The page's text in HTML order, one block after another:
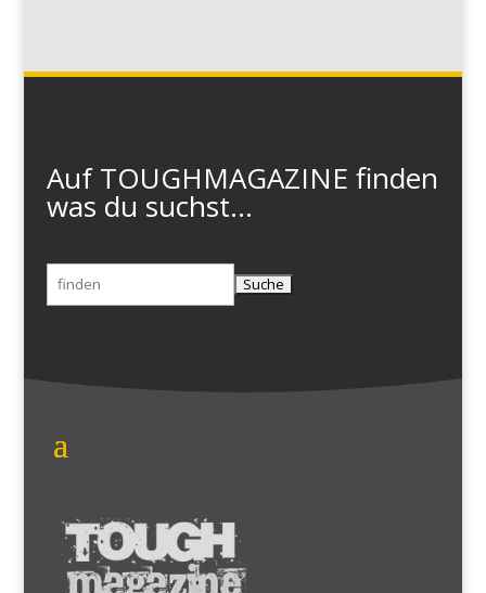
Auf TOUGHMAGAZINE finden
was du suchst...
Suchen